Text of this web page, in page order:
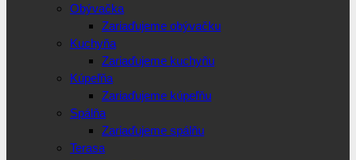
Obývačka
Zariaďujeme obývačku
Kuchyňa
Zariaďujeme kuchyňu
Kúpeľňa
Zariaďujeme kúpeľňu
Spálňa
Zariaďujeme spálňu
Terasa